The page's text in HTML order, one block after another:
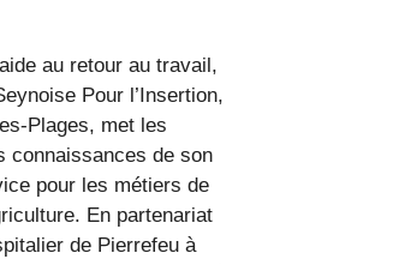
au retour au travail,
Pour l’Insertion,
Plages, met les
connaissances de son
pour les métiers de
En partenariat
de Pierrefeu à